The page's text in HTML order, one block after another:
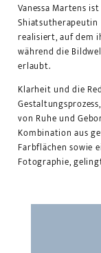
Vanessa Martens
realisiert, auf dem
während die
erlaubt.
Klarheit und die
von Ruhe und
Kombination aus
Farbflächen sowie
Fotographie,